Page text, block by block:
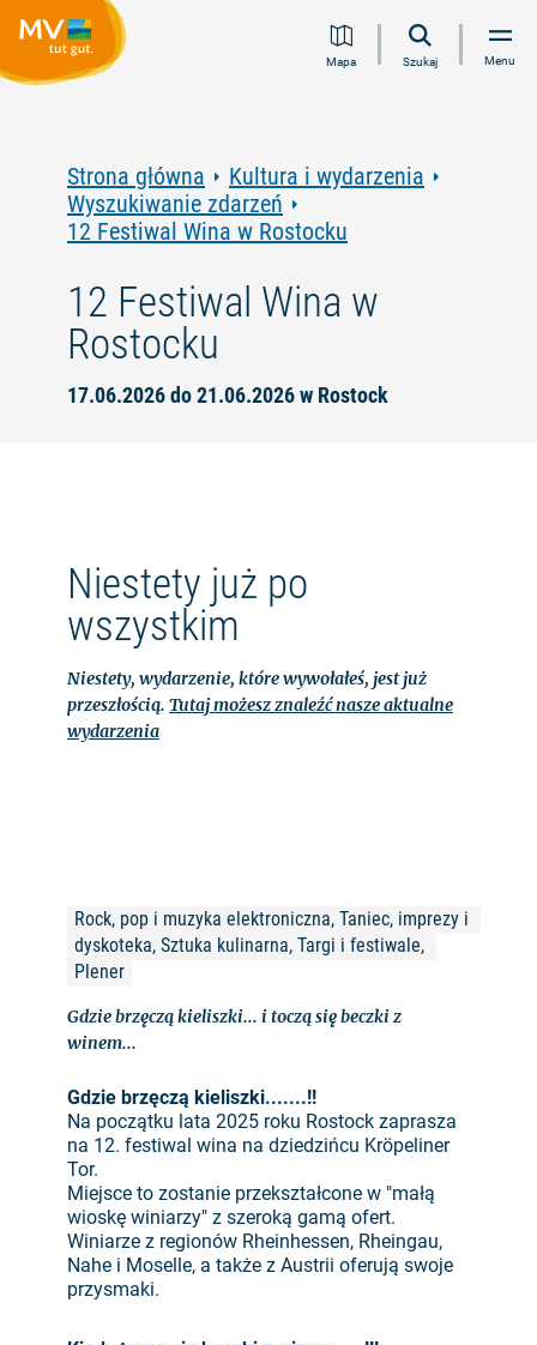
Przejdź
Przejdź
Przejdź
Przejdź
Mapa Szukaj Menu
Strona główna
Kultura i wydarzenia
Wyszukiwanie zdarzeń
12 Festiwal Wina w Rostocku
12 Festiwal Wina w
Rostocku
17.06.2026 do 21.06.2026 w Rostock
Niestety już po
wszystkim
Niestety, wydarzenie, które wywołałeś, jest już
przeszłością. Tutaj możesz znaleźć nasze aktualne
wydarzenia
Rock, pop i muzyka elektroniczna, Taniec, imprezy i
dyskoteka, Sztuka kulinarna, Targi i festiwale,
Plener
Gdzie brzęczą kieliszki... i toczą się beczki z
winem...
Gdzie brzęczą kieliszki.......!!
Na początku lata 2025 roku Rostock zaprasza
na 12. festiwal wina na dziedzińcu Kröpeliner
Tor.
Miejsce to zostanie przekształcone w "małą
wioskę winiarzy" z szeroką gamą ofert.
Winiarze z regionów Rheinhessen, Rheingau,
Nahe i Moselle, a także z Austrii oferują swoje
przysmaki.